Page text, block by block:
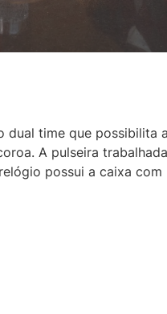
time que possibilita
A pulseira
possui a caixa